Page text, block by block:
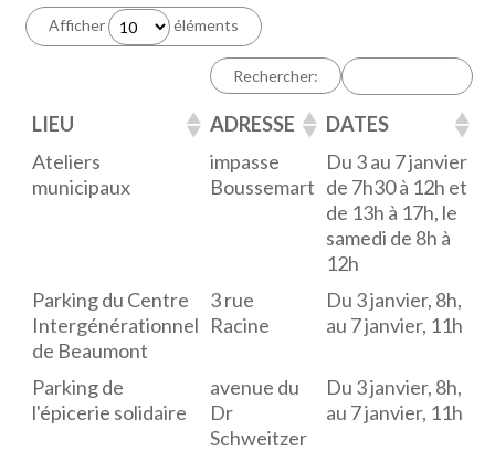
Afficher éléments
Rechercher:
LIEU ADRESSE
DATES
Ateliers
municipaux
impasse
Boussemart
Du 3 au 7 janvier
de 7h30 à 12h et
de 13h à 17h, le
samedi de 8h à
12h
Parking du Centre
Intergénérationnel
de Beaumont
3 rue
Racine
Du 3 janvier, 8h,
au 7 janvier, 11h
Parking de
l'épicerie solidaire
avenue du
Dr
Schweitzer
Du 3 janvier, 8h,
au 7 janvier, 11h